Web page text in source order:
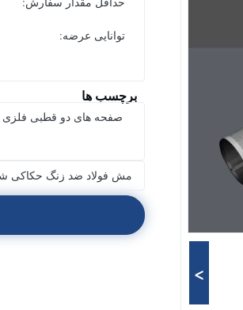
>
توانایی عرضه:
برچسب ها
صفحه های دو قطبی
مش فولاد ضد زنگ حکاکی